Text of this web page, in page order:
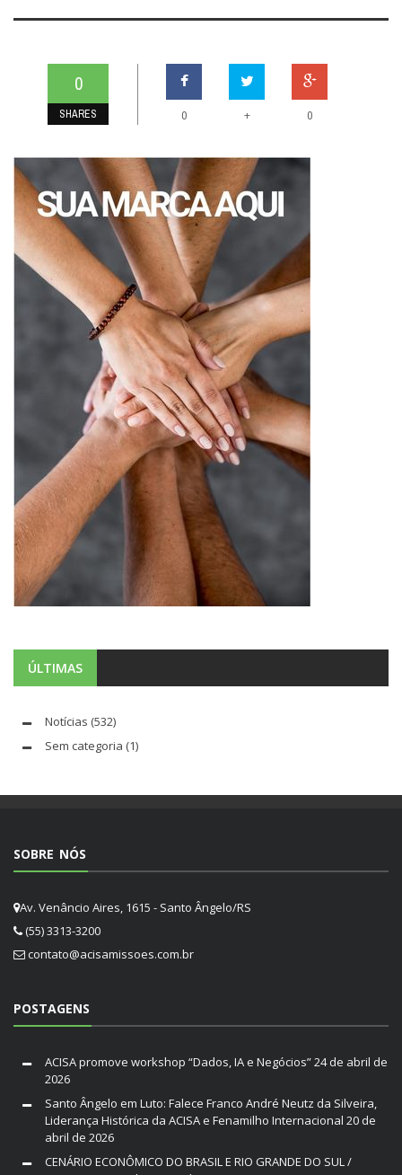
0
SHARES 0 + 0
ÚLTIMAS
Notícias (532)
Sem categoria (1)
SOBRE NÓS
Av. Venâncio Aires, 1615 - Santo Ângelo/RS
(55) 3313-3200
contato@acisamissoes.com.br
POSTAGENS
ACISA promove workshop “Dados, IA e Negócios”24 de abril de
2026
Santo Ângelo em Luto: Falece Franco André Neutz da Silveira,
Liderança Histórica da ACISA e Fenamilho Internacional 20 de
abril de 2026
CENÁRIO ECONÔMICO DO BRASIL E RIO GRANDE DO SUL /